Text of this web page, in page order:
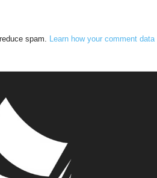
spam. Learn how your comment data